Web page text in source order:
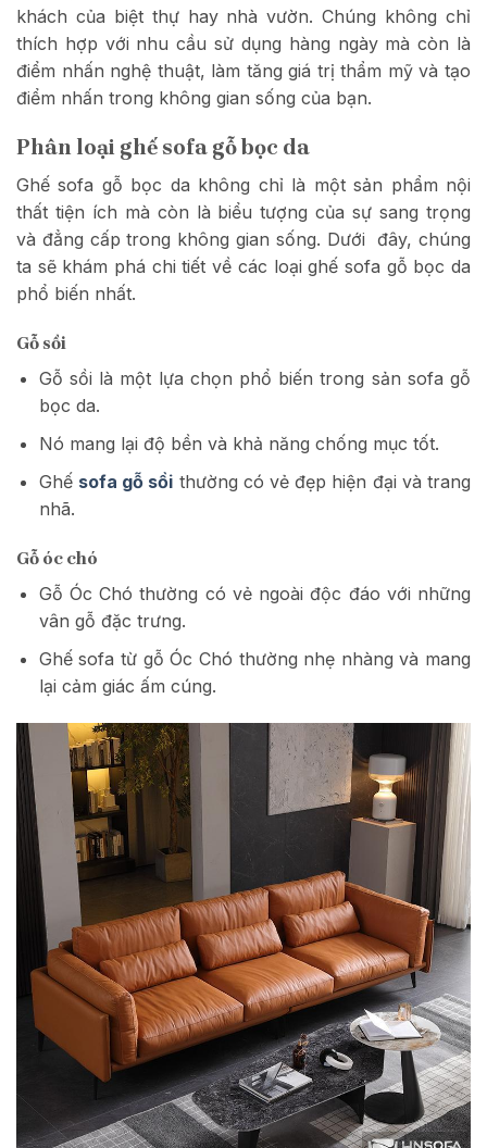
khách của biệt thự hay nhà vườn. Chúng không chỉ
thích hợp với nhu cầu sử dụng hàng ngày mà còn là
điểm nhấn nghệ thuật, làm tăng giá trị thẩm mỹ và tạo
điểm nhấn trong không gian sống của bạn.
Phân loại ghế sofa gỗ bọc da
Ghế sofa gỗ bọc da không chỉ là một sản phẩm nội
thất tiện ích mà còn là biểu tượng của sự sang trọng
và đẳng cấp trong không gian sống. Dưới đây, chúng
ta sẽ khám phá chi tiết về các loại ghế sofa gỗ bọc da
phổ biến nhất.
Gỗ sồi
Gỗ sồi là một lựa chọn phổ biến trong sản sofa gỗ
bọc da.
Nó mang lại độ bền và khả năng chống mục tốt.
Ghế sofa gỗ sồi thường có vẻ đẹp hiện đại và trang
nhã.
Gỗ óc chó
Gỗ Óc Chó thường có vẻ ngoài độc đáo với những
vân gỗ đặc trưng.
Ghế sofa từ gỗ Óc Chó thường nhẹ nhàng và mang
lại cảm giác ấm cúng.